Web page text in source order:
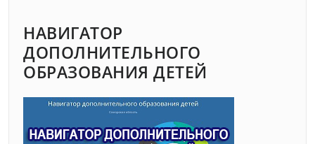
НАВИГАТОР
ДОПОЛНИТЕЛЬНОГО
ОБРАЗОВАНИЯ ДЕТЕЙ